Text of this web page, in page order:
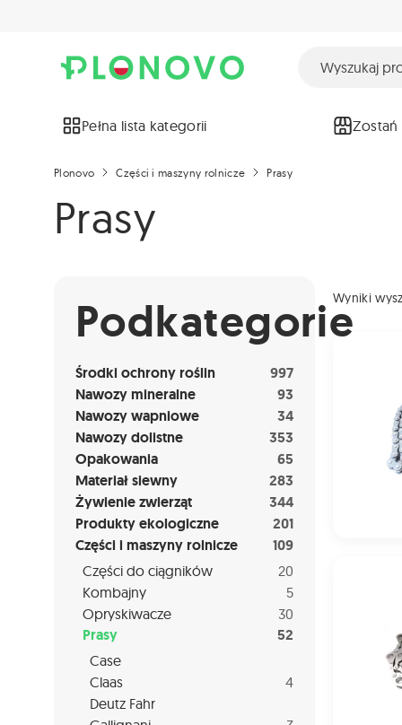
Pełna lista kategorii Zostań
Plonovo Części i maszyny rolnicze Prasy
Prasy
Podkategorie
Środki ochrony roślin
997
Nawozy mineralne
93
Nawozy wapniowe
34
Nawozy dolistne
353
Opakowania
65
Materiał siewny
283
Żywienie zwierząt
344
Produkty ekologiczne
201
Części i maszyny rolnicze
109
Części do ciągników
20
Kombajny
5
Opryskiwacze
30
Prasy 52
Case
Claas
4
Deutz Fahr
Wyniki
Cch00052